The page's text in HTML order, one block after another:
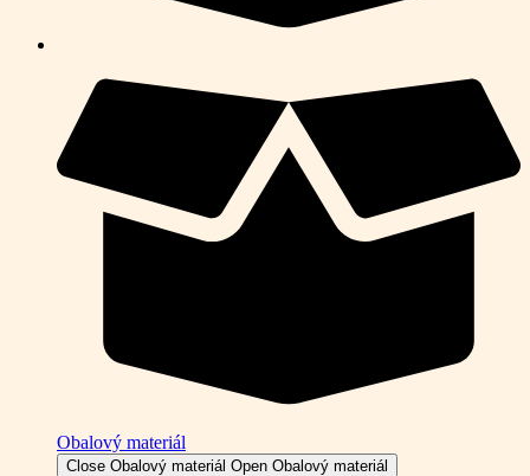
Obalový materiál
Close Obalový materiál Open Obalový materiál